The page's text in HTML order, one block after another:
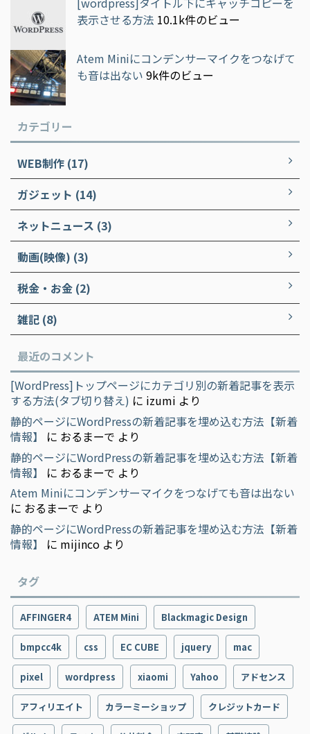
表示させる方法 10.1k件のビュー
Atem Miniにコンデンサーマイクをつなげて
も音は出ない 9k件のビュー
カテゴリー
WEB制作 (17)
ガジェット (14)
ネットニュース (3)
動画(映像) (3)
税金・お金 (2)
雑記 (8)
最近のコメント
[WordPress]トップページにカテゴリ別の新着記事を表示
する方法(タブ切り替え) に izumi より
静的ページにWordPressの新着記事を埋め込む方法【新着
情報】
に おるまーで より
静的ページにWordPressの新着記事を埋め込む方法【新着
情報】
に おるまーで より
Atem Miniにコンデンサーマイクをつなげても音は出ない
に おるまーで より
静的ページにWordPressの新着記事を埋め込む方法【新着
情報】
に mijinco より
タグ
AFFINGER4 ATEM Mini Blackmagic Design
bmpcc4k css EC CUBE jquery mac
pixel wordpress xiaomi Yahoo アドセンス
アフィリエイト カラーミーショップ クレジットカード